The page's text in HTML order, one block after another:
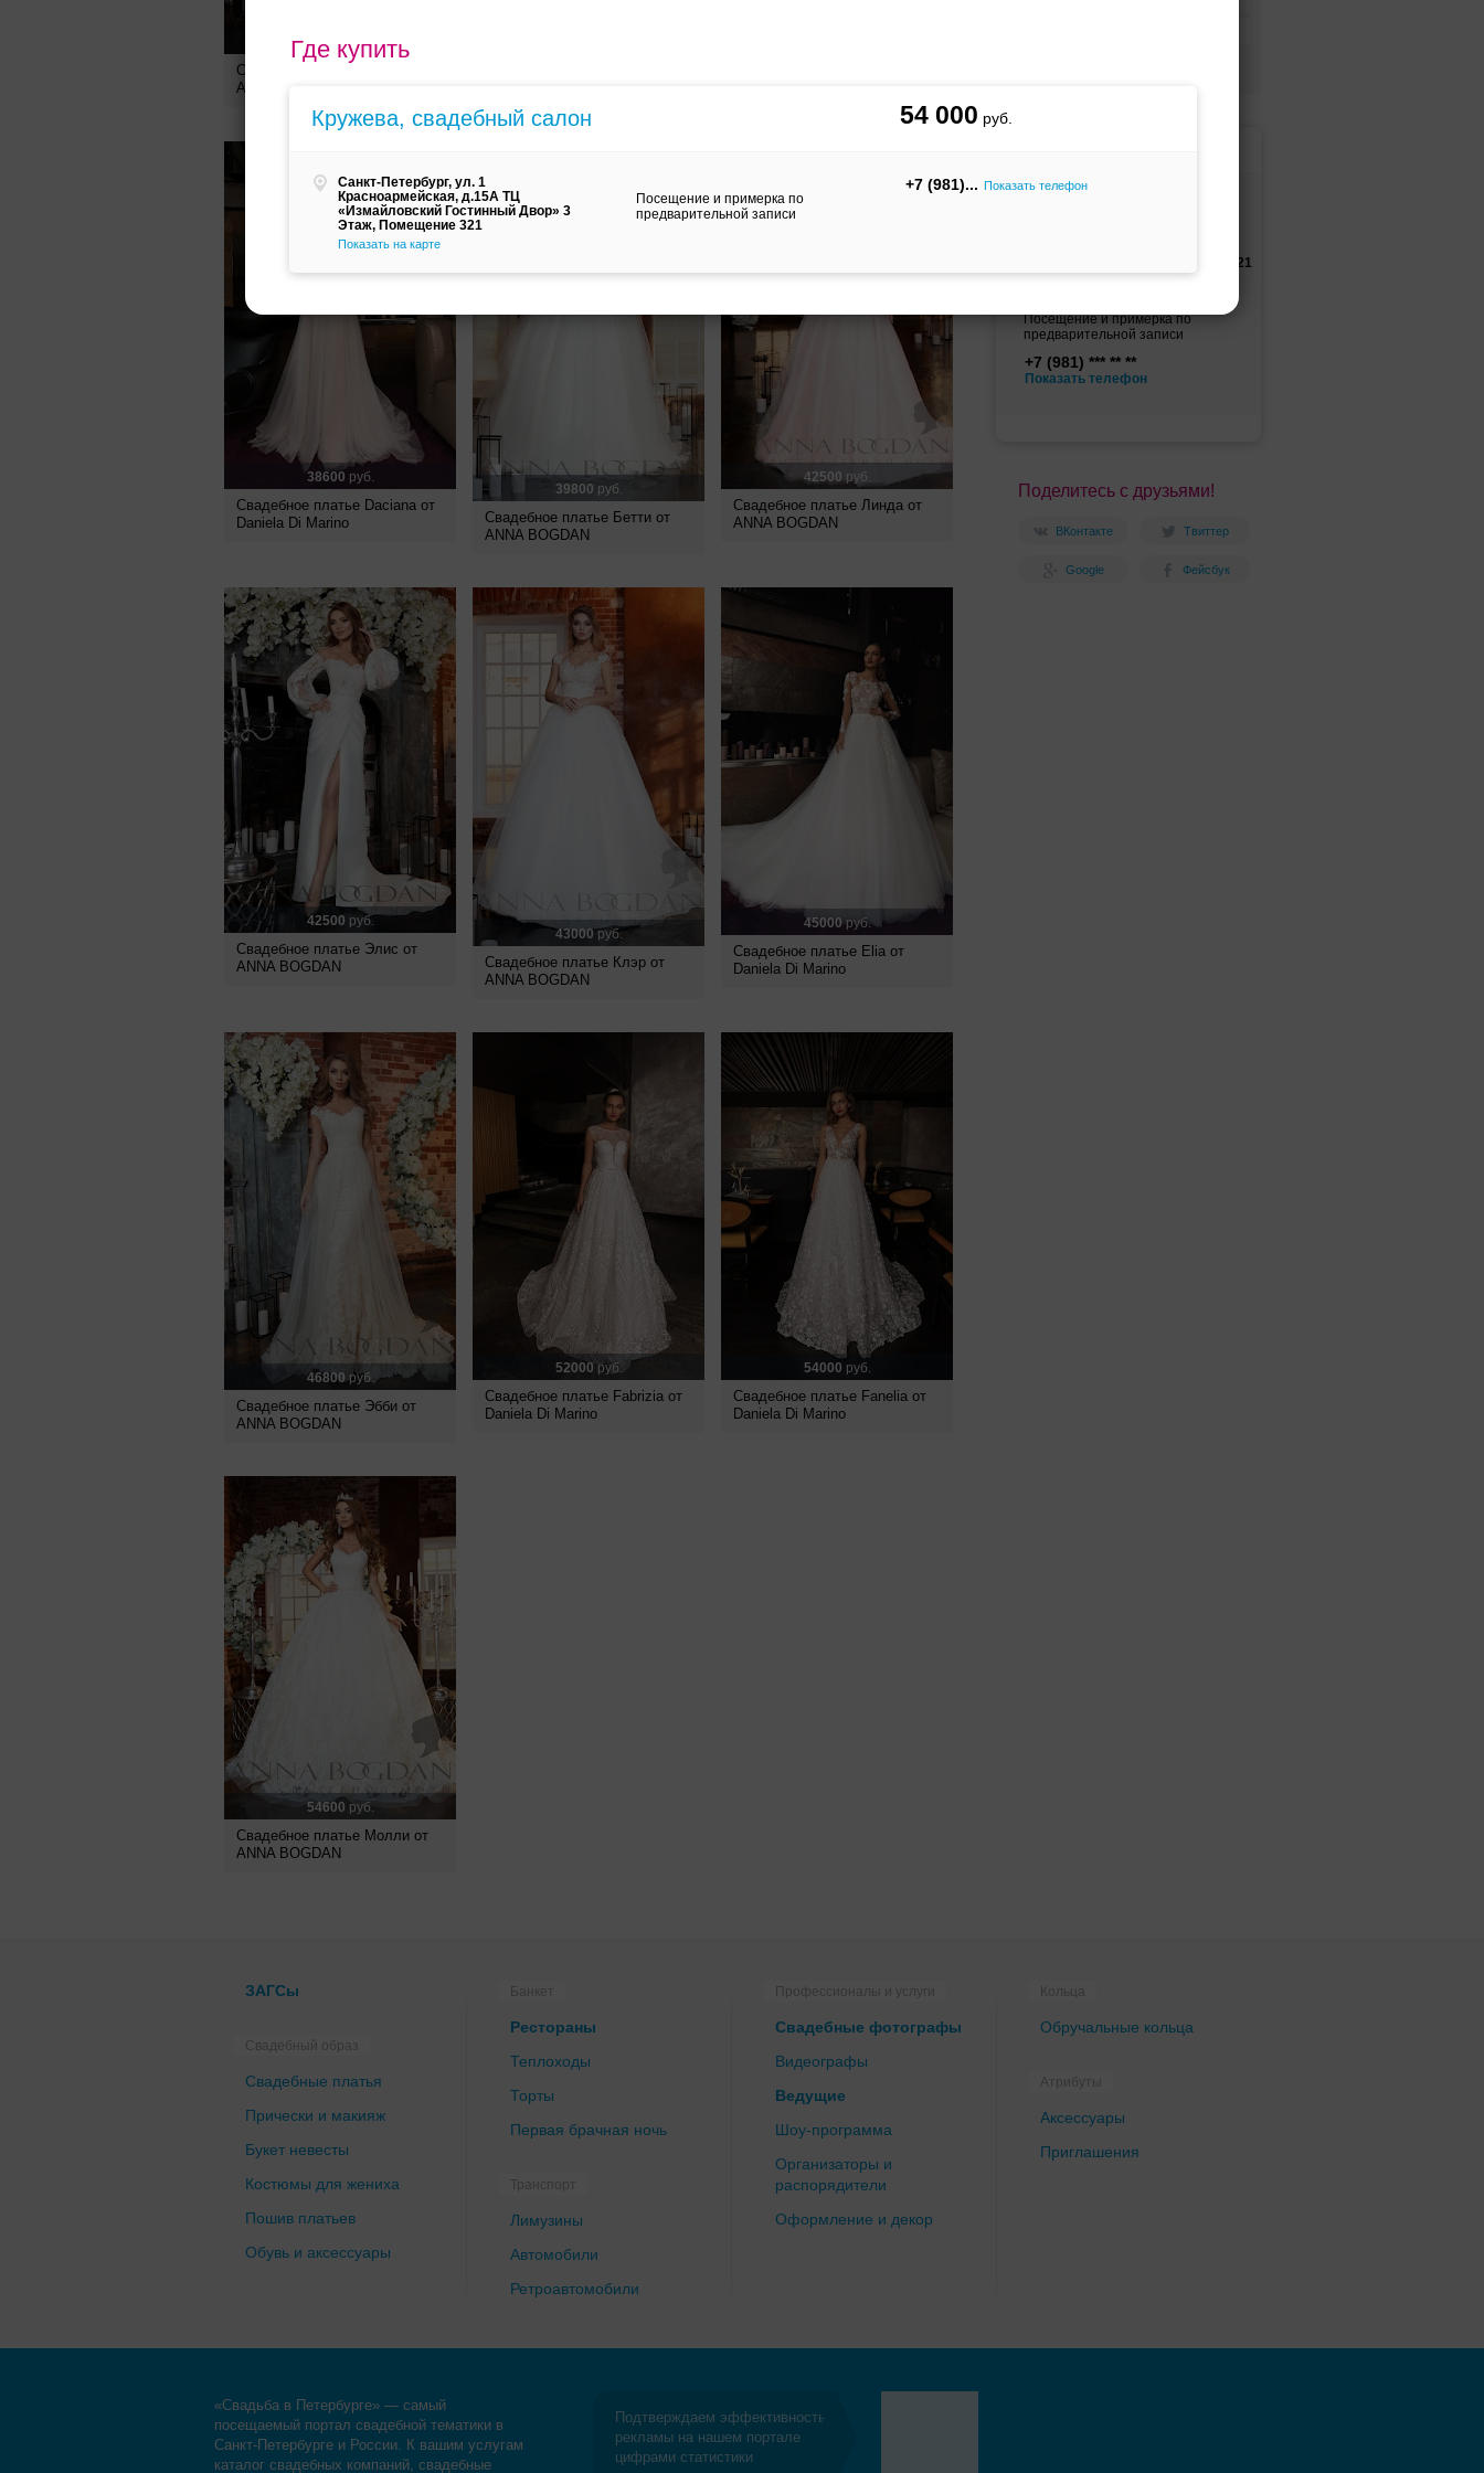
Где купить
Кружева, свадебный салон 54 000
Санкт-Петербург, ул. 1
Красноармейская, д.15А ТЦ
«Измайловский Гостинный Двор» 3
Этаж, Помещение 321
Показать на карте
Посещение и примерка по
предварительной записи
+7 (981) Показать телефон
Двор» 3 Этаж, Помещение 321
Посещение и примерка по
предварительной записи
+7 (981)
Показать телефон
Поделитесь с друзьями!
ВКонтакте Твиттер
Google Фейсбук
33400руб.
Свадебное платье Сьюзен от
ANNA BOGDAN
38600 руб.
Свадебное платье Daciana от
Daniela Di Marino
39800 руб.
Свадебное платье Бетти от
ANNA BOGDAN
42500 руб.
Свадебное платье Линда от
ANNA BOGDAN
42500 руб.
Свадебное платье Элис от
ANNA BOGDAN
43000 руб.
Свадебное платье Клэр от
ANNA BOGDAN
45000руб.
Свадебное платье Elia от
Daniela Di Marino
46800руб.
Свадебное платье Эбби от
ANNA BOGDAN
52000 руб.
Свадебное платье Fabrizia от
Daniela Di Marino
54000 руб.
Свадебное платье Fanelia от
Daniela Di Marino
54600 руб.
Свадебное платье Молли от
ANNA BOGDAN
ЗАГСы
Свадебный образ
Свадебные платья
Прически и макияж
Букет невесты
Костюмы для жениха
Пошив платьев
Обувь и аксессуары
Банкет
Рестораны
Теплоходы
Торты
Первая брачная ночь
Транспорт
Лимузины
Автомобили
Ретроавтомобили
Профессионалы и услуги
Свадебные фотографы
Видеографы
Ведущие
Шоу-программа
Организаторы и
распорядители
Оформление и декор
Кольца
Обручальные кольца
Атрибуты
Аксессуары
Приглашения
«Свадьба в Петербурге» — самый
посещаемый портал свадебной тематики в
Санкт-Петербурге и России. К вашим услугам
каталог свадебных компаний, свадебные
Подтверждаем эффективность
рекламы на нашем портале
цифрами статистики